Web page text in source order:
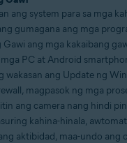
ang system para sa mga
gumagana ang mga
ang mga kakaibang
PC at Android
wakasan ang Update ng
magpasok ng mga
ang camera nang hindi
kahina-hinala,
aktibidad, maa-undo ang